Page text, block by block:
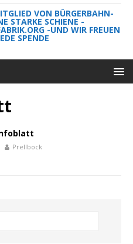
VON BÜRGERBAHN-
STARKE SCHIENE -
-UND WIR FREUEN
SPENDE
Prellbock